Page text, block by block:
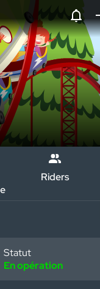
Riders
Statut
En opération